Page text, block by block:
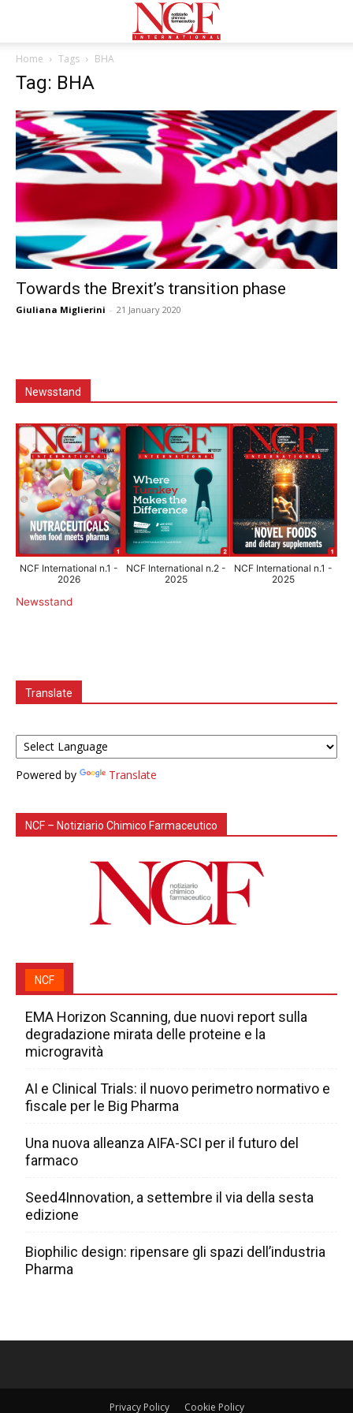
Home Tags BHA
Tag: BHA
Towards the Brexit’s transition phase
Giuliana Miglierini - 21 January 2020
Newsstand
NCF International n.1 -
2026
NCF International n.2 -
2025
NCF International n.1 -
2025
Newsstand
Translate
Powered by Translate
NCF – Notiziario Chimico Farmaceutico
NCF
EMA Horizon Scanning, due nuovi report sulla
degradazione mirata delle proteine e la
microgravità
AI e Clinical Trials: il nuovo perimetro normativo e
fiscale per le Big Pharma
Una nuova alleanza AIFA-SCI per il futuro del
farmaco
Seed4Innovation, a settembre il via della sesta
edizione
Biophilic design: ripensare gli spazi dell’industria
Pharma
Privacy Policy Cookie Policy